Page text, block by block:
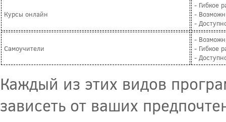
Курсы онлайн
- Гибкое
-
-
Самоучители
-
- Гибкое
-
Каждый из этих видов
зависеть от ваших